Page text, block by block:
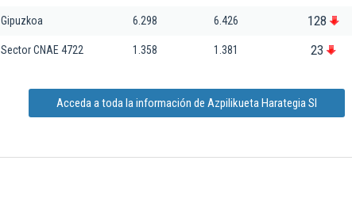
Gipuzkoa 6.298 6.426 128
Sector CNAE 4722 1.358 1.381 23
Acceda a toda la información de Azpilikueta Harategia Sl